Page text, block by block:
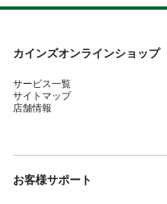
カインズオンラインショップ
サービス一覧
サイトマップ
店舗情報
お客様サポート